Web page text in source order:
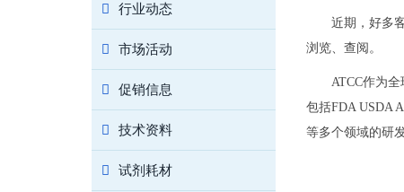
行业动态
市场活动
促销信息
技术资料
试剂耗材
近期，好多
浏览、查阅。
ATCC作为
包括FDA USDA
等多个领域的研